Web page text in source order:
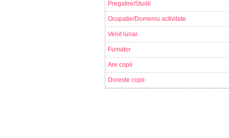
Pregatire/Studii
Ocupatie/Domeniu activitate
Venit lunar
Fumator
Are copii
Doreste copii